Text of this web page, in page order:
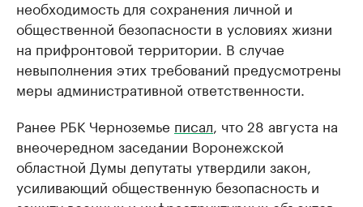
необходимость для сохранения личной и
общественной безопасности в условиях жизни
на прифронтовой территории. В случае
невыполнения этих требований предусмотрены
меры административной ответственности.
Ранее РБК Черноземье писал, что 28 августа на
внеочередном заседании Воронежской
областной Думы депутаты утвердили закон,
усиливающий общественную безопасность и